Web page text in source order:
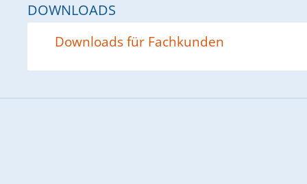
DOWNLOADS
Downloads für Fachkunden